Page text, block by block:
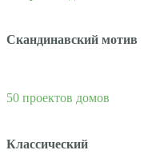
Скандинавский мотив
50 проектов домов
Классический